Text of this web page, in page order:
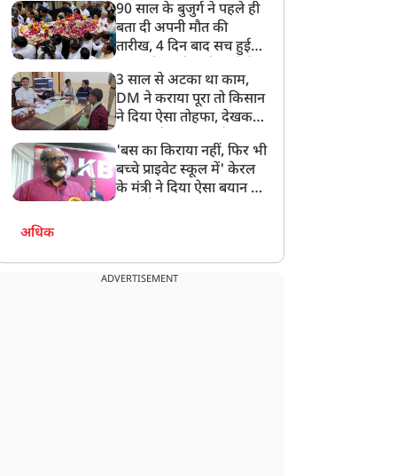
90 साल के बुजुर्ग ने पहले ही
बता दी अपनी मौत की
तारीख, 4 दिन बाद सच हुई
साथ निकाली अंतिम यात्रा
3 साल से अटका था काम,
DM ने कराया पूरा तो किसान
ने दिया ऐसा तोहफा, देखकर
अनमोल कुछ नहीं
'बस का किराया नहीं, फिर भी
बच्चे प्राइवेट स्कूल में' केरल
के मंत्री ने दिया ऐसा बयान की
अधिक
ADVERTISEMENT